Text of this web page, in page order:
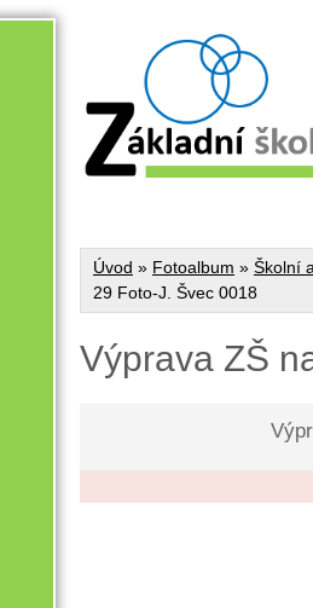
Úvod » Fotoalbum » Školní
29 Foto-J. Švec 0018
Výprava ZŠ